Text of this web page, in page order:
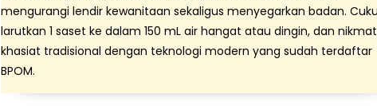
mengurangi lendir kewanitaan sekaligus menyegarkan badan.
larutkan 1 saset ke dalam 150 mL air hangat atau dingin, dan
khasiat tradisional dengan teknologi modern yang sudah terdaftar
BPOM.